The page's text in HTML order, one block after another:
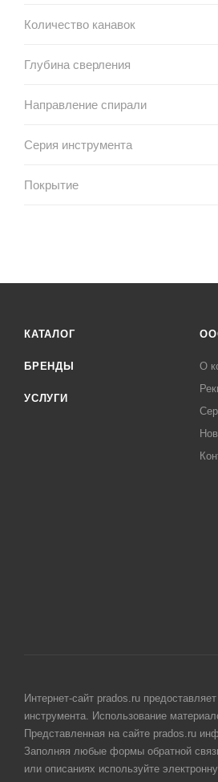
Количество канавок
Глубина сверления
Направление спирали
Серия инструмента
Покрытие
КАТАЛОГ
БРЕНДЫ
УСЛУГИ
О
Интернет-сайт prados.ru
инструмента. Использование
Представленная на сайте prados.ru
Заполняя любые формы обратной
или описаниях используйте